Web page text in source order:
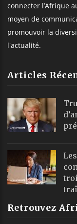
connecter l’Afrique
moyen de
promouvoir la
l'actualité.
Articles
Retrouvez